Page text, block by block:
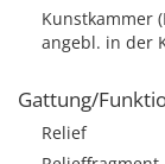
Kunstkammer
angebl. in der
Gattung/
Relief